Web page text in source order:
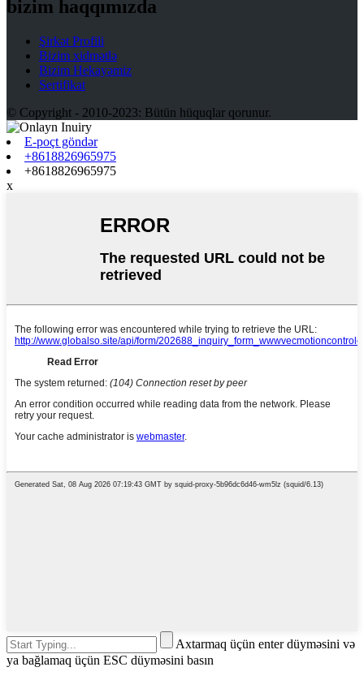
bizim haqqımızda
Şirkət Profili
Bizim xidmətlə
Bizim Hekayəmiz
Sertifikat
© Copyright - 2010-2023: Bütün hüquqlar qorunur.
E-poçt göndər
+8618826965975
+8618826965975
x
Axtarmaq üçün enter düyməsini və
ya bağlamaq üçün ESC düyməsini basın